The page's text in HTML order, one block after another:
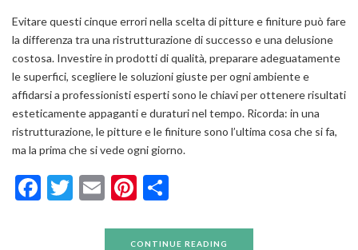
Evitare questi cinque errori nella scelta di pitture e finiture può fare
la differenza tra una ristrutturazione di successo e una delusione
costosa. Investire in prodotti di qualità, preparare adeguatamente
le superfici, scegliere le soluzioni giuste per ogni ambiente e
affidarsi a professionisti esperti sono le chiavi per ottenere risultati
esteticamente appaganti e duraturi nel tempo. Ricorda: in una
ristrutturazione, le pitture e le finiture sono l’ultima cosa che si fa,
ma la prima che si vede ogni giorno.
Facebook
Twitter
EmailPinterest
CONTINUE READING